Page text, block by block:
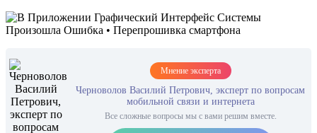
Мнение эксперта
Черноволов Василий Петрович, эксперт по вопросам
мобильной связи и интернета
Все сложные вопросы мы с вами решим вместе.